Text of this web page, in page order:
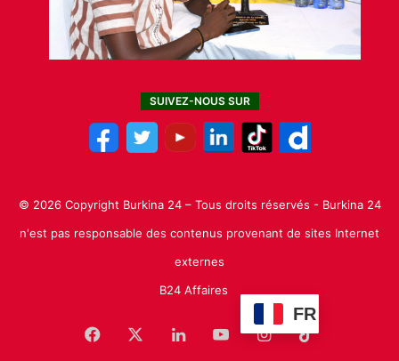
SUIVEZ-NOUS SUR
© 2026 Copyright Burkina 24 – Tous droits réservés - Burkina 24
n'est pas responsable des contenus provenant de sites Internet
externes
B24 Affaires
FR
Facebook LinkedinYouTubeInstagram
TikTok